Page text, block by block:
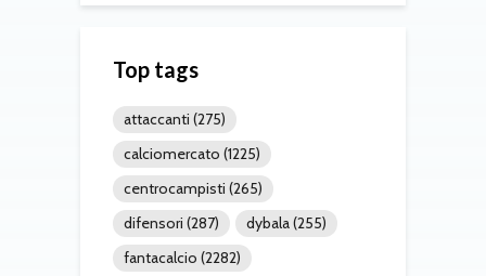
Top tags
attaccanti (275)
calciomercato (1225)
centrocampisti (265)
difensori (287) dybala(255)
fantacalcio (2282)